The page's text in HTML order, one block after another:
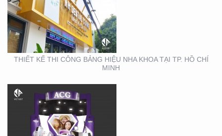
THIẾT KẾ THI CÔNG BẢNG HIỆU NHA KHOA TẠI TP. HỒ CHÍ
MINH
THIẾT KẾ THI CÔNG
GIAN HÀNG ACG –
TRIỂN LÃM NHA KHOA
THIẾT KẾ THI CÔNG
GIAN HÀNG REAL EMS